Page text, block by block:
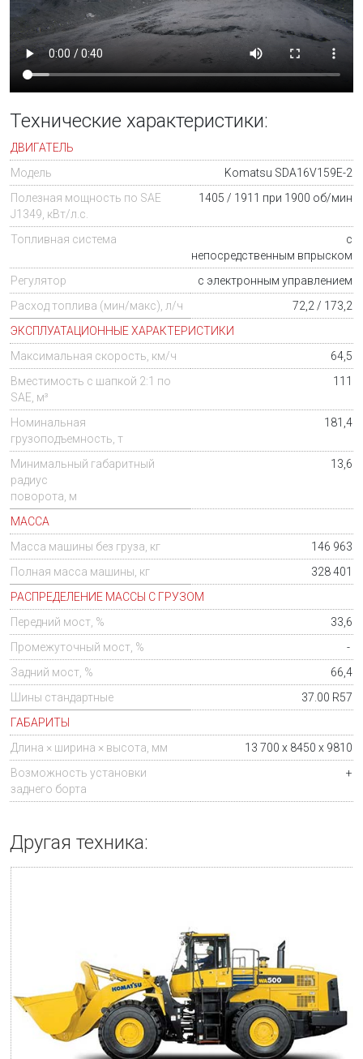
Технические характеристики:
ДВИГАТЕЛЬ
Модель
Komatsu SDA16V159E-2
Полезная мощность по SAE
J1349, кВт/л.с.
1405 / 1911 при 1900 об/мин
Топливная система
с
непосредственным впрыском
Регулятор
с электронным управлением
Расход топлива (мин/макс), л/ч
72,2 / 173,2
ЭКСПЛУАТАЦИОННЫЕ ХАРАКТЕРИСТИКИ
Максимальная скорость, км/ч
64,5
Вместимость с шапкой 2:1 по
SAE, м³
111
Номинальная
грузоподъемность, т
181,4
Минимальный габаритный
радиус
поворота, м
13,6
МАССА
Масса машины без груза, кг
146 963
Полная масса машины, кг
328 401
РАСПРЕДЕЛЕНИЕ МАССЫ С ГРУЗОМ
Передний мост, %
33,6
Промежуточный мост, %
-
Задний мост, %
66,4
Шины стандартные
37.00 R57
ГАБАРИТЫ
Длина × ширина × высота, мм
13 700 х 8450 х 9810
Возможность установки
заднего борта
+
Другая техника: